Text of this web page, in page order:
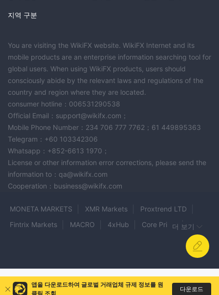
지역 구분
You are visiting the WikiFX website. WikiFX Internet and its
mobile products are an enterprise information searching tool for
global users. When using WikiFX products, users should
consciously abide by the relevant laws and regulations of the
country and region where they are located.
consumer hotline：006531290538
Official Email：support@wikifx.com；
Mobile Phone Number：234 706 777 7762；61 449895363
Telegram：+60 103342306
Whatsapp：+852-6613 1970；
License or other information error corrections, please send the
information to：qa@wikifx.com
Cooperation：business@wikifx.com
MONETA MARKETS XMR Markets
Proxtrend LTD
Fintrix Markets
MACRO 4xHub
Core Prime
Eliom FX
Fake CXM TRADING
Altai
SEVEN CAPITALS
KRC GROUP
더 보기
앱을 다운로드하여 글로벌 거래업체 규제 정보를 원
클릭 조회
다운로드